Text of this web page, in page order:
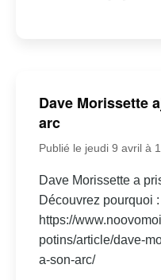
Dave Morissette
arc
Publié le jeudi 9 avril à
Dave Morissette a
Découvrez pourquoi :
https://
potins/article/dave-
a-son-arc/